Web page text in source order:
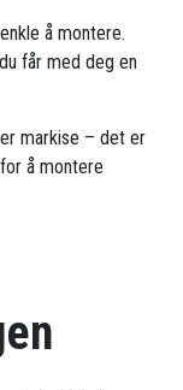
å montere.
får med deg en
markise – det er
å montere